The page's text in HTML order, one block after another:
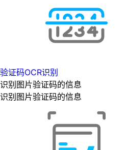
验证码OCR识别
识别图片验证码的信息
识别图片验证码的信息